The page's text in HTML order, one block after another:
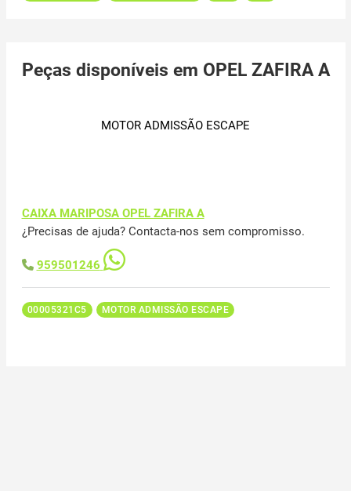
Peças disponíveis em OPEL ZAFIRA A
MOTOR ADMISSÃO ESCAPE
CAIXA MARIPOSA OPEL ZAFIRA A
¿Precisas de ajuda? Contacta-nos sem compromisso.
959501246
00005321C5 MOTOR ADMISSÃO ESCAPE